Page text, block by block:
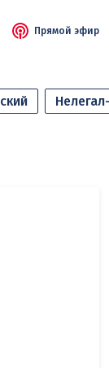
Прямой эфир